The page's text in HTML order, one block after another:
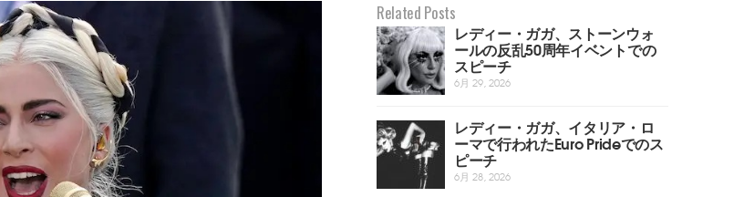
Related Posts
レディー・ガガ、ストーンウォ
ールの反乱50周年イベントでの
スピーチ
6月 29, 2026
レディー・ガガ、イタリア・ロ
ーマで行われたEuro Prideでのス
ピーチ
6月 28, 2026